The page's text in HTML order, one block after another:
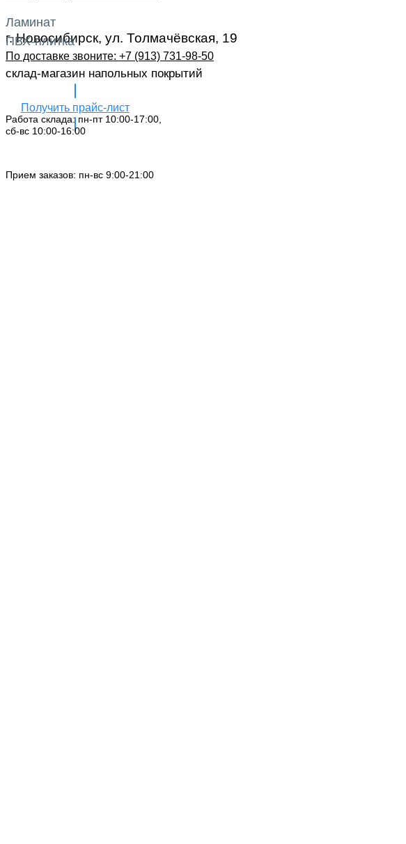
г. Новосибирск, ул. Толмачёвская, 19
По доставке звоните: +7 (913) 731-98-50‬
склад-магазин напольных покрытий
Получить прайс-лист
Работа склада: пн-пт 10:00-17:00,
сб-вс 10:00-16:00
Прием заказов: пн-вс 9:00-21:00
Ламинат
ПВХ-плитка